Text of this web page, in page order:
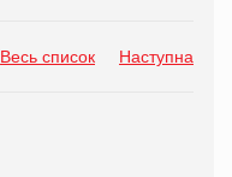
Весь список Наступна